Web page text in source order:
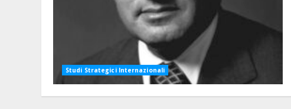
Studi Strategici Internazionali